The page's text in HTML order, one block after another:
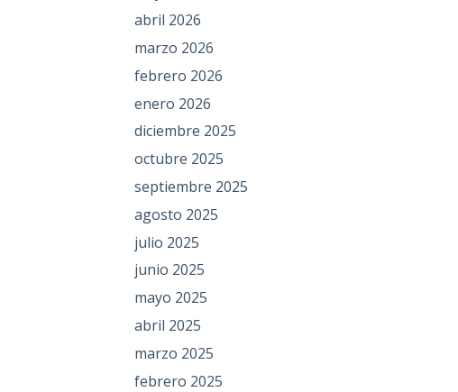
abril 2026
marzo 2026
febrero 2026
enero 2026
diciembre 2025
octubre 2025
septiembre 2025
agosto 2025
julio 2025
junio 2025
mayo 2025
abril 2025
marzo 2025
febrero 2025